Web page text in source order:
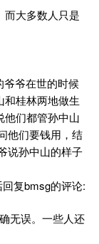
而大多数人只是
爷爷在世的时候
和桂林两地做生
他们都管孙中山
他们要钱用，结
说孙中山的样子
复bmsg的评论:
无误。一些人还